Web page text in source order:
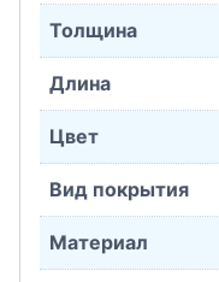
Толщина
Длина
Цвет
Вид покрытия
Материал